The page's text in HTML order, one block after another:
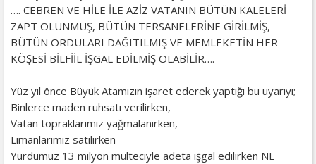
…. CEBREN VE HİLE İLE AZİZ VATANIN BÜTÜN KALELERİ
ZAPT OLUNMUŞ, BÜTÜN TERSANELERİNE GİRİLMİŞ,
BÜTÜN ORDULARI DAĞITILMIŞ VE MEMLEKETİN HER
KÖŞESİ BİLFİİL İŞGAL EDİLMİŞ OLABİLİR….
Yüz yıl önce Büyük Atamızın işaret ederek yaptığı bu uyarıyı;
Binlerce maden ruhsatı verilirken,
Vatan topraklarımız yağmalanırken,
Limanlarımız satılırken
Yurdumuz 13 milyon mülteciyle adeta işgal edilirken NE